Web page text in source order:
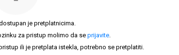
je pretplatnicima.
za pristup molimo da seprijavite.
ili je pretplata istekla, potrebno se pretplatiti.